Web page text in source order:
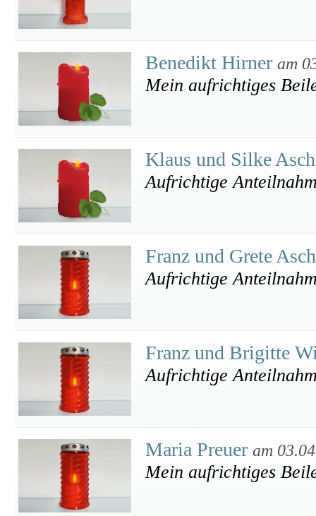
Benedikt Hirner am
Mein aufrichtiges
Klaus und Silke
Aufrichtige
Franz und Grete
Aufrichtige
Franz und Brigitte
Aufrichtige
Maria Preuer am
Mein aufrichtiges